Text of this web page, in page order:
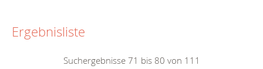
Ergebnisliste
Suchergebnisse 71 bis 80 von 111